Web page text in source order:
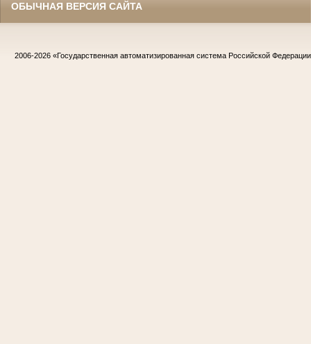
ОБЫЧНАЯ ВЕРСИЯ САЙТА
2006-2026 «Государственная автоматизированная система Российской